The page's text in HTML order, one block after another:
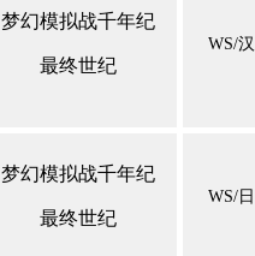
梦幻模拟战千年纪
最终世纪
WS/
梦幻模拟战千年纪
最终世纪
WS/